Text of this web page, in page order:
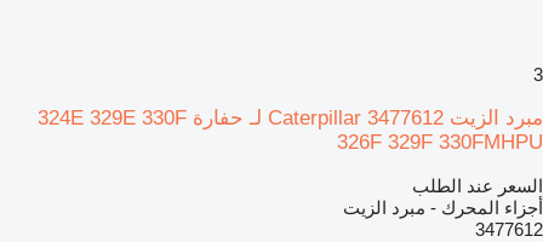
3
مبرد الزيت Caterpillar 3477612 لـ حفارة 324E 329E 330F
326F 329F 330FMHPU
السعر عند الطلب
أجزاء المحرك - مبرد الزيت
3477612